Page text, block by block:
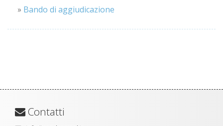
» Bando di aggiudicazione
Contatti